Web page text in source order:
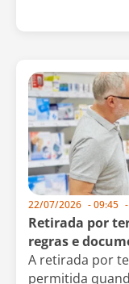
22/07/2026 -09:45
Retirada por
regras e
A retirada por
permitida